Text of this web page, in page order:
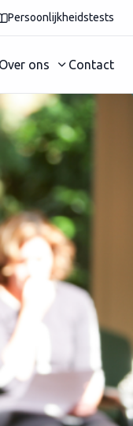
Persoonlijkheidstests
Over ons Contact